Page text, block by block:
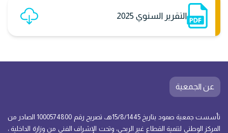
التقرير السنوي 2025
عن الجمعية
تأسست جمعية صمود بتاريخ 15/8/1445هـ، تصريح رقم 1000574800 الصادر من
المركز الوطني لتنمية القطاع غير الربحي، وتحت الإشراف الفني من وزارة الداخلية ،